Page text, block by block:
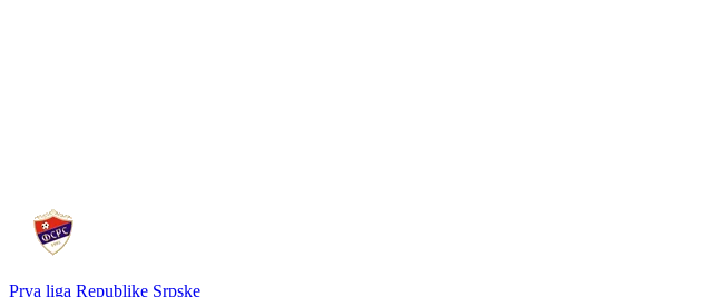
Prva liga Republike Srpske